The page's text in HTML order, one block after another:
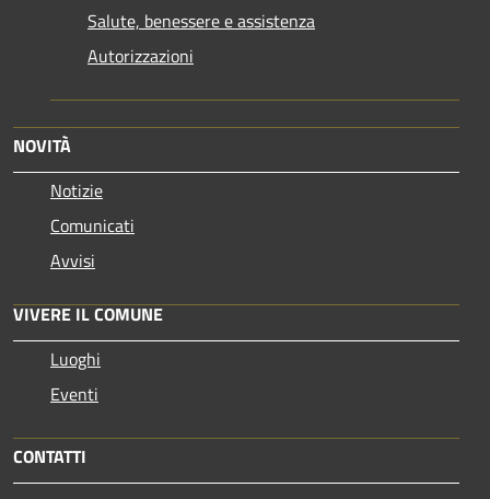
Salute, benessere e assistenza
Autorizzazioni
NOVITÀ
Notizie
Comunicati
Avvisi
VIVERE IL COMUNE
Luoghi
Eventi
CONTATTI